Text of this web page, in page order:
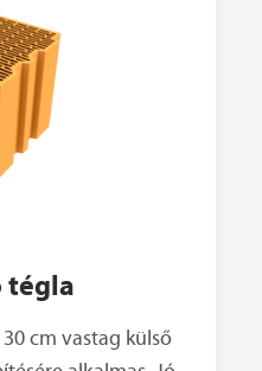
tégla
cm vastag külső